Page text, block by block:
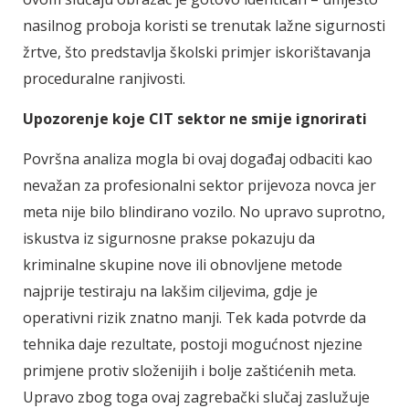
nasilnog proboja koristi se trenutak lažne sigurnosti
žrtve, što predstavlja školski primjer iskorištavanja
proceduralne ranjivosti.
Upozorenje koje CIT sektor ne smije ignorirati
Površna analiza mogla bi ovaj događaj odbaciti kao
nevažan za profesionalni sektor prijevoza novca jer
meta nije bilo blindirano vozilo. No upravo suprotno,
iskustva iz sigurnosne prakse pokazuju da
kriminalne skupine nove ili obnovljene metode
najprije testiraju na lakšim ciljevima, gdje je
operativni rizik znatno manji. Tek kada potvrde da
tehnika daje rezultate, postoji mogućnost njezine
primjene protiv složenijih i bolje zaštićenih meta.
Upravo zbog toga ovaj zagrebački slučaj zaslužuje